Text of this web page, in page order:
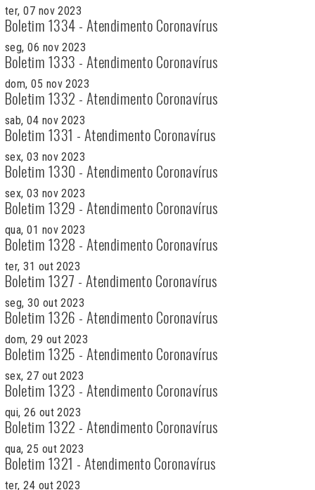
ter, 07 nov 2023
Boletim 1334 - Atendimento Coronavírus
seg, 06 nov 2023
Boletim 1333 - Atendimento Coronavírus
dom, 05 nov 2023
Boletim 1332 - Atendimento Coronavírus
sab, 04 nov 2023
Boletim 1331 - Atendimento Coronavírus
sex, 03 nov 2023
Boletim 1330 - Atendimento Coronavírus
sex, 03 nov 2023
Boletim 1329 - Atendimento Coronavírus
qua, 01 nov 2023
Boletim 1328 - Atendimento Coronavírus
ter, 31 out 2023
Boletim 1327 - Atendimento Coronavírus
seg, 30 out 2023
Boletim 1326 - Atendimento Coronavírus
dom, 29 out 2023
Boletim 1325 - Atendimento Coronavírus
sex, 27 out 2023
Boletim 1323 - Atendimento Coronavírus
qui, 26 out 2023
Boletim 1322 - Atendimento Coronavírus
qua, 25 out 2023
Boletim 1321 - Atendimento Coronavírus
ter, 24 out 2023